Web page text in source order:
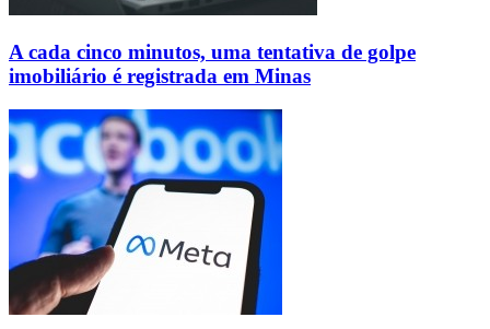
A cada cinco minutos, uma tentativa de golpe
imobiliário é registrada em Minas